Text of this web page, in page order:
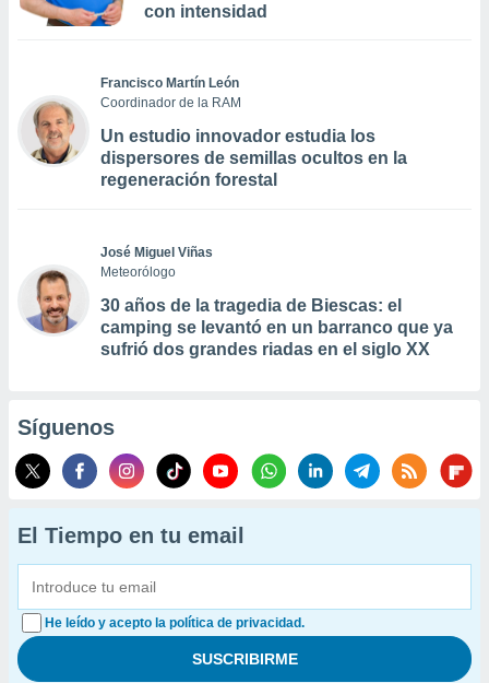
con intensidad
Francisco Martín León
Coordinador de la RAM
Un estudio innovador estudia los
dispersores de semillas ocultos en la
regeneración forestal
José Miguel Viñas
Meteorólogo
30 años de la tragedia de Biescas: el
camping se levantó en un barranco que ya
sufrió dos grandes riadas en el siglo XX
Síguenos
El Tiempo en tu email
He leído y acepto la política de privacidad.